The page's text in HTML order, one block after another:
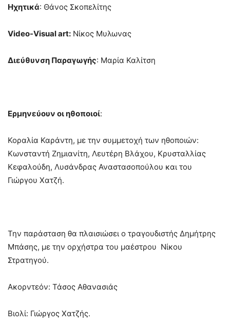
Ηχητικά: Θάνος Σκοπελίτης
Video-Visual art: Νίκος Μυλωνας
Διεύθυνση Παραγωγής: Μαρία Καλίτση
Ερμηνεύουν οι ηθοποιοί:
Koραλία Καράντη, με την συμμετοχή των ηθοποιών:
Κωνσταντή Ζημιανίτη, Λευτέρη Βλάχου, Κρυσταλλίας
Κεφαλούδη, Λυσάνδρας Αναστασοπούλου και του
Γιώργου Χατζή.
Την παράσταση θα πλαισιώσει ο τραγουδιστής Δημήτρης
Μπάσης, με την ορχήστρα του μαέστρου Νίκου
Στρατηγού.
Ακορντεόν: Τάσος Αθανασιάς
Βιολί: Γιώργος Χατζής.